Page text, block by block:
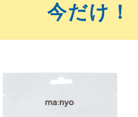
今だけ！